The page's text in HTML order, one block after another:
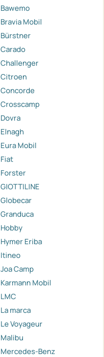
Bawemo
Bravia Mobil
Bürstner
Carado
Challenger
Citroen
Concorde
Crosscamp
Dovra
Elnagh
Eura Mobil
Fiat
Forster
GIOTTILINE
Globecar
Granduca
Hobby
Hymer Eriba
Itineo
Joa Camp
Karmann Mobil
LMC
La marca
Le Voyageur
Malibu
Mercedes-Benz